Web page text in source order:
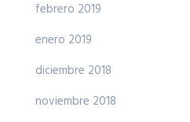
febrero 2019
enero 2019
diciembre 2018
noviembre 2018